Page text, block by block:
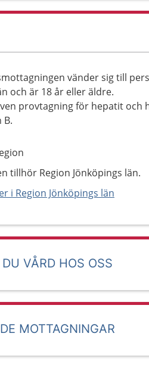
vänder sig till
och är 18 år eller äldre.
provtagning för hepatit och
B.
tillhör Region Jönköpings län.
i Region Jönköpings län
VÅRD HOS OSS
MOTTAGNINGAR